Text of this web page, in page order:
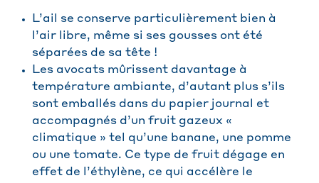
L’ail se conserve particulièrement bien à
l’air libre, même si ses gousses ont été
séparées de sa tête !
Les avocats mûrissent davantage à
température ambiante, d’autant plus s’ils
sont emballés dans du papier journal et
accompagnés d’un fruit gazeux «
climatique » tel qu’une banane, une pomme
ou une tomate. Ce type de fruit dégage en
effet de l’éthylène, ce qui accélère le